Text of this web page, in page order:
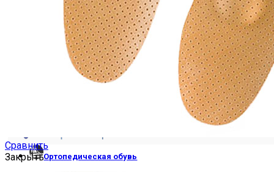
ПРОТЕЗЫ ВЕРХНИХ КОНЕЧНОСТЕЙ
Ортопедическая обувь
Сравнить
Закрыть